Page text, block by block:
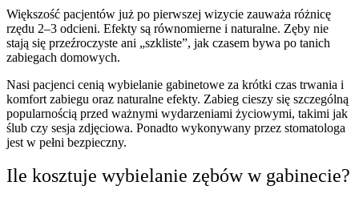
Większość pacjentów już po pierwszej wizycie zauważa różnicę
rzędu 2–3 odcieni. Efekty są równomierne i naturalne. Zęby nie
stają się przeźroczyste ani „szkliste”, jak czasem bywa po tanich
zabiegach domowych.
Nasi pacjenci cenią wybielanie gabinetowe za krótki czas trwania i
komfort zabiegu oraz naturalne efekty. Zabieg cieszy się szczególną
popularnością przed ważnymi wydarzeniami życiowymi, takimi jak
ślub czy sesja zdjęciowa. Ponadto wykonywany przez stomatologa
jest w pełni bezpieczny.
Ile kosztuje wybielanie zębów w gabinecie?